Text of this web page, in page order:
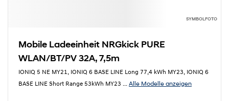
SYMBOLFOTO
Mobile Ladeeinheit NRGkick PURE
WLAN/BT/PV 32A, 7,5m
IONIQ 5 NE MY21, IONIQ 6 BASE LINE Long 77,4 kWh MY23, IONIQ 6
BASE LINE Short Range 53kWh MY23 ... Alle Modelle anzeigen